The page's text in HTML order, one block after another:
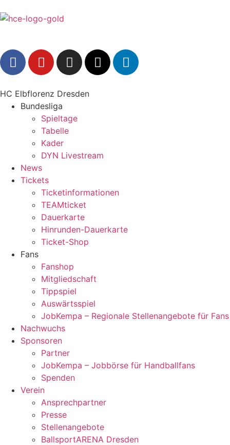
HC Elbflorenz Dresden
Bundesliga
Spieltage
Tabelle
Kader
DYN Livestream
News
Tickets
Ticketinformationen
TEAMticket
Dauerkarte
Hinrunden-Dauerkarte
Ticket-Shop
Fans
Fanshop
Mitgliedschaft
Tippspiel
Auswärtsspiel
JobKempa – Regionale Stellenangebote für Fans
Nachwuchs
Sponsoren
Partner
JobKempa – Jobbörse für Handballfans
Spenden
Verein
Ansprechpartner
Presse
Stellenangebote
BallsportARENA Dresden